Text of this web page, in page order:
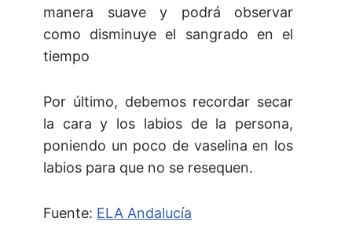
manera suave y podrá observar
como disminuye el sangrado en el
tiempo
Por último, debemos recordar secar
la cara y los labios de la persona,
poniendo un poco de vaselina en los
labios para que no se resequen.
Fuente: ELA Andalucía